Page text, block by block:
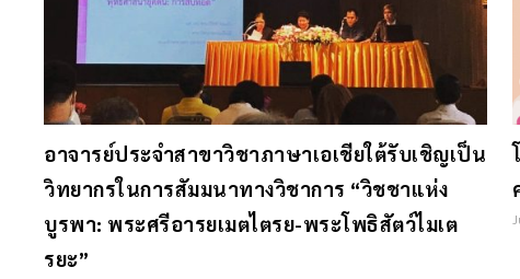
อาจารย์ประจำสาขาวิชาภาษาเอเชียใต้รับเชิญเป็น
วิทยากรในการสัมมนาทางวิชาการ “วิชชาแห่ง
บูรพา: พระศรีอารยเมตไตรย-พระโพธิสัตว์ไมเต
รยะ”